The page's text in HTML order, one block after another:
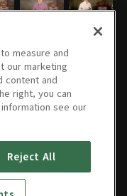
31회 32회
measure and
our marketing
content and
right, you can
see our
Reject All